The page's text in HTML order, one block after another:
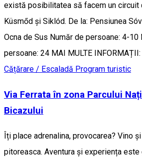
există posibilitatea să facem un circuit
Küsmőd și Siklód. De la: Pensiunea
Ocna de Sus Număr de persoane: 4-10
persoane: 24 MAI MULTE
Cățărare / Escaladă Program turistic
Via Ferrata în zona Parcului
Bicazului
Îți place adrenalina, provocarea? Vino
pitoreasca. Aventura și experiența este